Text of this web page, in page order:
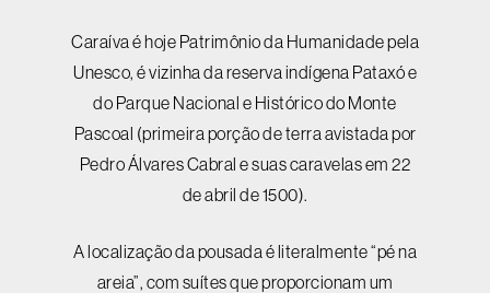
Caraíva é hoje Patrimônio da Humanidade pela
Unesco, é vizinha da reserva indígena Pataxó e
do Parque Nacional e Histórico do Monte
Pascoal (primeira porção de terra avistada por
Pedro Álvares Cabral e suas caravelas em 22
de abril de 1500).
A localização da pousada é literalmente “pé na
areia”, com suítes que proporcionam um